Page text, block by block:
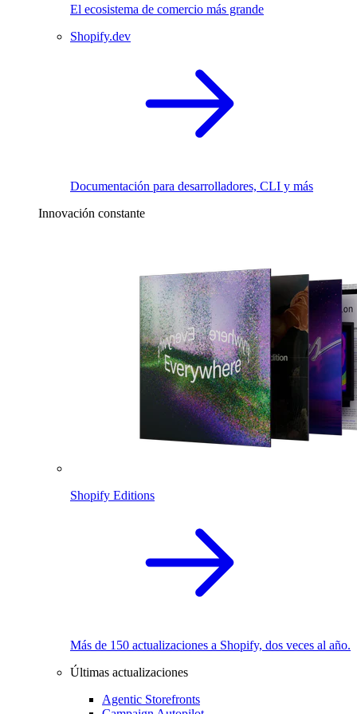
El ecosistema de comercio más grande
Shopify.dev
Documentación para desarrolladores, CLI y más
Innovación constante
Shopify Editions
Más de 150 actualizaciones a Shopify, dos veces al año.
Últimas actualizaciones
Agentic Storefronts